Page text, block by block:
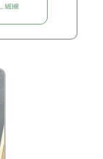
... MEHR